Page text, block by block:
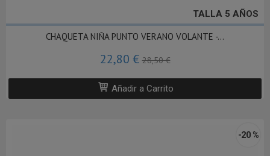
TALLA 5 AÑOS
CHAQUETA NIÑA PUNTO VERANO VOLANTE -...
22,80 €28,50 €
Añadir a Carrito
-20 %